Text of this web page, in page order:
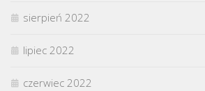
sierpień 2022
lipiec 2022
czerwiec 2022